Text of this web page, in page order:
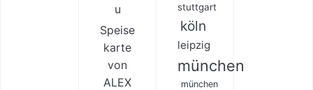
u
Speise
karte
von
ALEX
stuttgart
köln
leipzig
münchen
münchen